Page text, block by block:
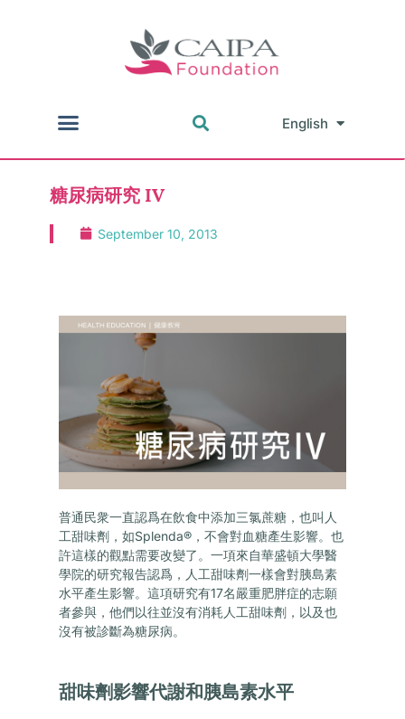
English
中文
糖尿病研究 IV
September 10, 2013
普通民衆一直認爲在飲食中添加三氯蔗糖，也叫人
工甜味劑，如Splenda®，不會對血糖產生影響。也
許這樣的觀點需要改變了。一項來自華盛頓大學醫
學院的研究報告認爲，人工甜味劑一樣會對胰島素
水平產生影響。這項研究有17名嚴重肥胖症的志願
者參與，他們以往並沒有消耗人工甜味劑，以及也
沒有被診斷為糖尿病。
甜味劑影響代謝和胰島素水平